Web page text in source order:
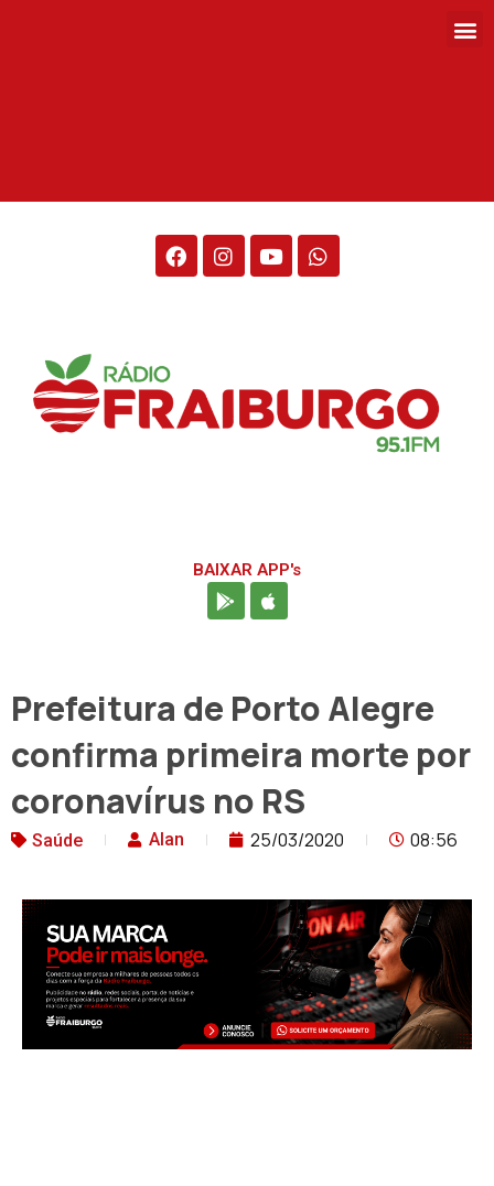
BAIXAR APP's
Prefeitura de Porto Alegre
confirma primeira morte por
coronavírus no RS
Saúde Alan 25/03/2020 08:56